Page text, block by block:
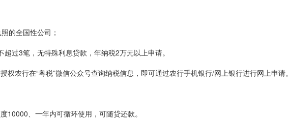
的全国性公司；
过3笔，无特殊利息贷款，年纳税2万元以上申请。
权农行在“粤税”微信公众号查询纳税信息，即可通过农行手机银行/网上银行进行网上申请。
10000、一年内可循环使用，可随贷还款。